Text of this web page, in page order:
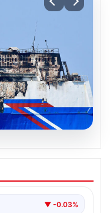
ilk
saldırının
saldırıya uğrayan
▼ -0.03%